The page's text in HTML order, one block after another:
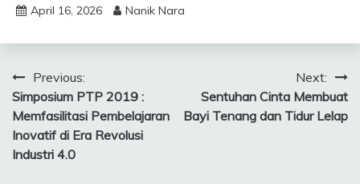
April 16, 2026 Nanik Nara
Post
navigation
Previous:
Simposium PTP 2019 :
Memfasilitasi Pembelajaran
Inovatif di Era Revolusi
Industri 4.0
Next:
Sentuhan Cinta Membuat
Bayi Tenang dan Tidur Lelap